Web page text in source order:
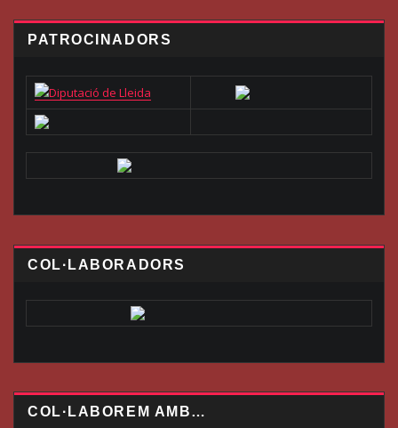
PATROCINADORS
COL·LABORADORS
COL·LABOREM AMB…